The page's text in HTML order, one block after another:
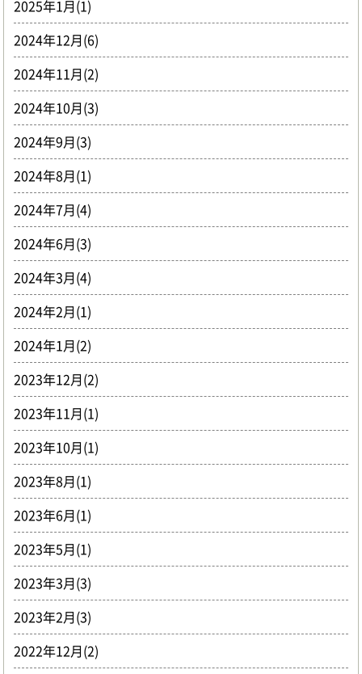
2025年1月(1)
2024年12月(6)
2024年11月(2)
2024年10月(3)
2024年9月(3)
2024年8月(1)
2024年7月(4)
2024年6月(3)
2024年3月(4)
2024年2月(1)
2024年1月(2)
2023年12月(2)
2023年11月(1)
2023年10月(1)
2023年8月(1)
2023年6月(1)
2023年5月(1)
2023年3月(3)
2023年2月(3)
2022年12月(2)